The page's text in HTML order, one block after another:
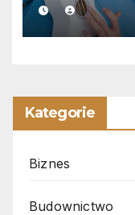
Kategorie
Biznes
Budownictwo